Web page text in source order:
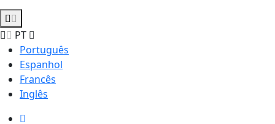
PT
Português
Espanhol
Francês
Inglês